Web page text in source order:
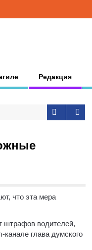
Редакция
что эта мера
штрафов водителей,
канале глава думского